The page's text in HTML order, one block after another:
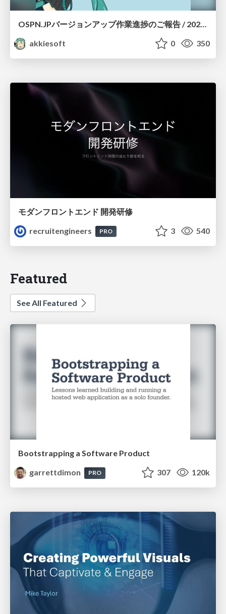
akkiesoft
0 350
モダンフロントエンド 開発研修
recruitengineers
PRO 3 540
Featured
See All Featured
Bootstrapping a Software Product
garrettdimon
PRO 307 120k